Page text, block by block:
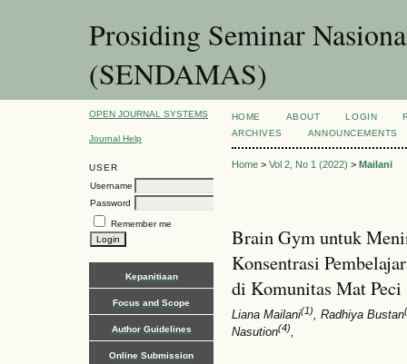
Prosiding Seminar
(SENDAMAS)
OPEN JOURNAL SYSTEMS
Journal Help
USER
Username
Password
Remember me
Kepanitiaan
Focus and Scope
Author Guidelines
Online Submission
HOME ABOUT LOGIN
ARCHIVES
ANNOUNCEMENTS
Home> Vol 2, No 1 (2022) > Mailani
Brain Gym untuk
Konsentrasi
di Komunitas Mat Peci
Liana Mailani(1), Radhiya Bustan
Nasution(4)